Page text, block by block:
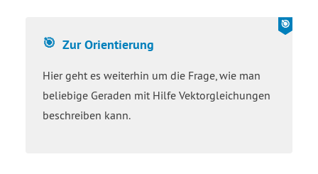
Zur Orientierung
Hier geht es weiterhin um die Frage, wie man
beliebige Geraden mit Hilfe Vektorgleichungen
beschreiben kann.
Seite